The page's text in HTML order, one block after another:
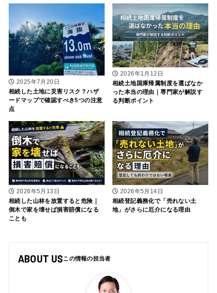
2025年7月20日
相続した土地に災害リスク？ハザ
ードマップで確認すべき5つの注意
点
2026年1月12日
相続土地国庫帰属制度を選ばなか
った本当の理由｜専門家が解説す
る判断ポイント
2026年5月13日
相続した山林を放置すると危険｜
倒木で家を壊せば損害賠償になる
ことも
2026年5月14日
相続登記義務化で「売れない土
地」がさらに厄介になる理由
ABOUT US